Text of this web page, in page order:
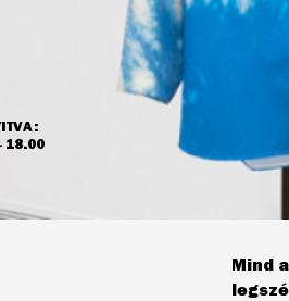
18.00
JEGYÁRAK
Mind